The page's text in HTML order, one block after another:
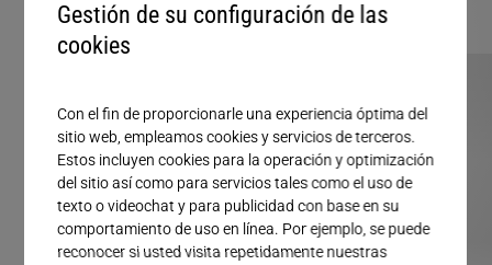
Gestión de su configuración de las
cookies
Con el fin de proporcionarle una experiencia óptima del
sitio web, empleamos cookies y servicios de terceros.
Estos incluyen cookies para la operación y optimización
del sitio así como para servicios tales como el uso de
texto o videochat y para publicidad con base en su
comportamiento de uso en línea. Por ejemplo, se puede
reconocer si usted visita repetidamente nuestras
Servicio